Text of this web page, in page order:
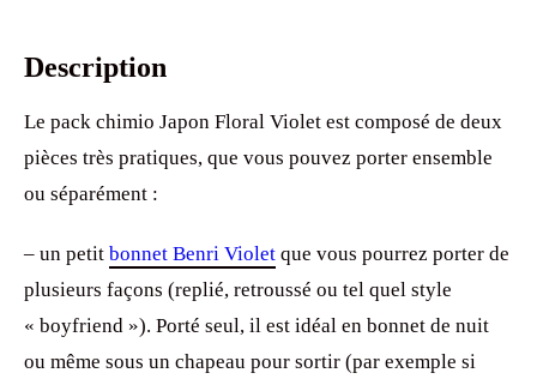
Description
Le pack chimio Japon Floral Violet est composé de deux
pièces très pratiques, que vous pouvez porter ensemble
ou séparément :
– un petit bonnet Benri Violet que vous pourrez porter de
plusieurs façons (replié, retroussé ou tel quel style
« boyfriend »). Porté seul, il est idéal en bonnet de nuit
ou même sous un chapeau pour sortir (par exemple si